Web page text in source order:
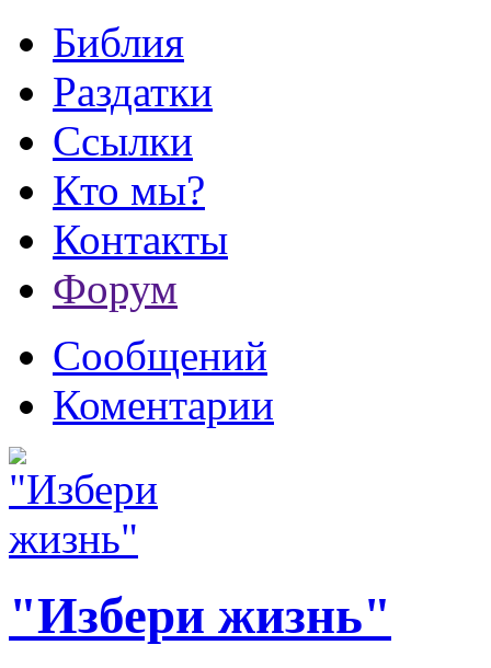
Библия
Раздатки
Ссылки
Кто мы?
Контакты
Форум
Сообщений
Коментарии
"Избери жизнь"